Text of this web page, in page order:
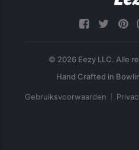
© 2026 Eezy LLC. Alle
Gebruiksvoorwaarden